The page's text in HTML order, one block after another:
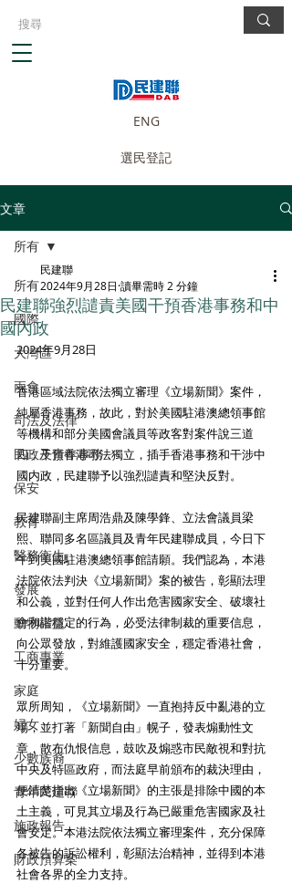
ENG
選民登記
文章
所有
國際
大灣區
兩會
司法及法律
民政及青年事務
保安
教育
醫務衛生
發展
動物權益
工商專業
家庭
婦女
少數族裔
青年民建聯
施政報告
財政預算案
所有
民建聯強烈譴責美國干預香港事務和中
國內政
民建聯
2024年9月28日 讀畢需時 2 分鐘
2024年9月28日
香港區域法院依法獨立審理《立場新聞》案件，
純屬香港事務，故此，對於美國駐港澳總領事館
等機構和部分美國會議員等政客對案件說三道
四，干預香港司法獨立，插手香港事務和干涉中
國内政，民建聯予以強烈譴責和堅決反對。
民建聯副主席周浩鼎及陳學鋒、立法會議員梁
熙、聯同多名區議員及青年民建聯成員，今日下
午到美國駐港澳總領事館請願。我們認為，本港
法院依法判決《立場新聞》案的被告，彰顯法理
和公義，並對任何人作出危害國家安全、破壞社
會和諧穩定的行為，必受法律制裁的重要信息，
向公眾發放，對維護國家安全，穩定香港社會，
十分重要。
眾所周知，《立場新聞》一直抱持反中亂港的立
場，並打著「新聞自由」幌子，發表煽動性文
章，散布仇恨信息，鼓吹及煽惑市民敵視和對抗
中央及特區政府，而法庭早前頒布的裁決理由，
便清楚指出《立場新聞》的主張是排除中國的本
土主義，可見其立場及行為已嚴重危害國家及社
會安定。本港法院依法獨立審理案件，充分保障
各被告的訴訟權利，彰顯法治精神，並得到本港
社會各界的全力支持。